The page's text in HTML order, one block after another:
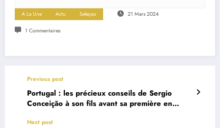
A La Une Actu Seleçao 21 Mars 2024
1 Commentaires
Previous post
Portugal : les précieux conseils de Sergio
Conceição à son fils avant sa première en
Next post